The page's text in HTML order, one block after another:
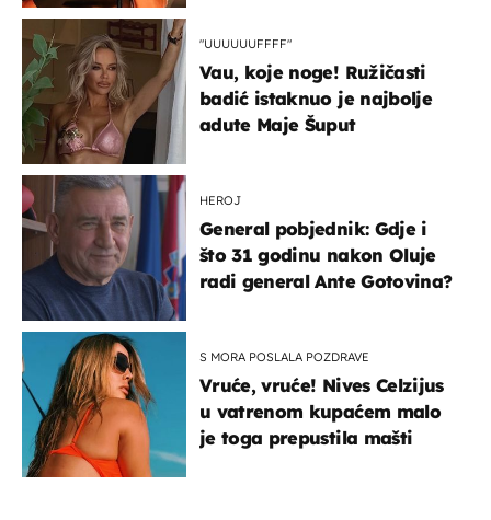
"UUUUUUFFFF"
Vau, koje noge! Ružičasti
badić istaknuo je najbolje
adute Maje Šuput
HEROJ
General pobjednik: Gdje i
što 31 godinu nakon Oluje
radi general Ante Gotovina?
S MORA POSLALA POZDRAVE
Vruće, vruće! Nives Celzijus
u vatrenom kupaćem malo
je toga prepustila mašti